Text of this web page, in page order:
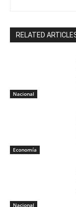
RELATED
Nacional
Economía
Nacional